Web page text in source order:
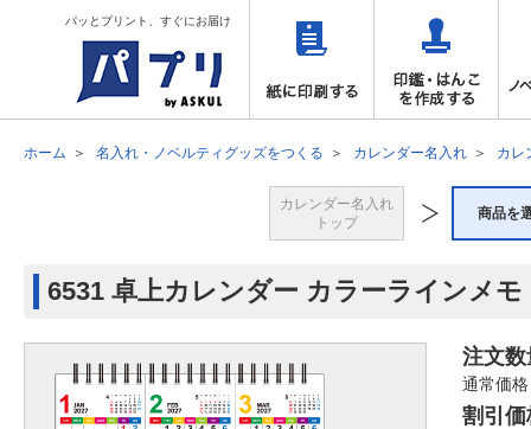
パッとプリント、すぐにお届け
ホーム 名入れ・ノベルティグッズをつくる カレンダー名入れ カレ
カレンダー名入れ
トップ
商品を
6531 卓上カレンダー カラーラインメ
注文数
通常価格
割引価